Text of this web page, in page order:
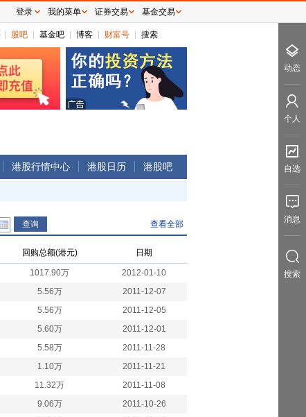
股吧 基金吧 博客 财富号 搜索
港股行情中心 港股日历 港股吧
查看全部
回购总额(港元) 日期
1017.90万
2012-01-10
5.56万
2011-12-07
5.56万
2011-12-05
5.60万
2011-12-01
5.58万
2011-11-28
1.10万
2011-11-21
11.32万
2011-11-08
9.06万
2011-10-26
登录 我的菜单 证券交易 基金交易
动态
个人
自选
消息
搜索